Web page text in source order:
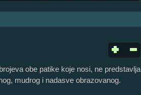
obe patike koje nosi, ne predstavlja
mudrog i nadasve obrazovanog.